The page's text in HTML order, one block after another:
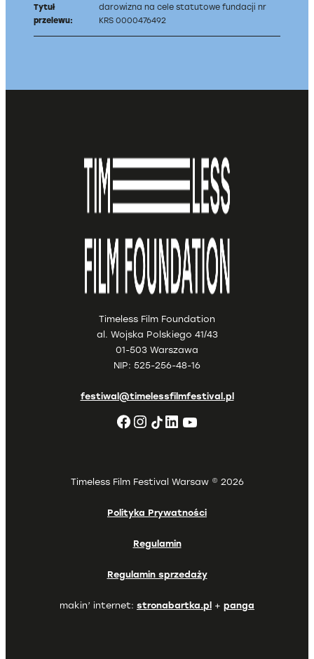
Tytuł
przelewu:
darowizna na cele statutowe fundacji nr
KRS 0000476492
Timeless Film Foundation
al. Wojska Polskiego 41/43
01-503 Warszawa
NIP: 525-256-48-16
festiwal@timelessfilmfestival.pl
Facebook
Instagram
TikTok
LinkedIn
YouTube
Timeless Film Festival Warsaw © 2026
Polityka Prywatności
Regulamin
Regulamin sprzedaży
makin’ internet: stronabartka.pl + panga